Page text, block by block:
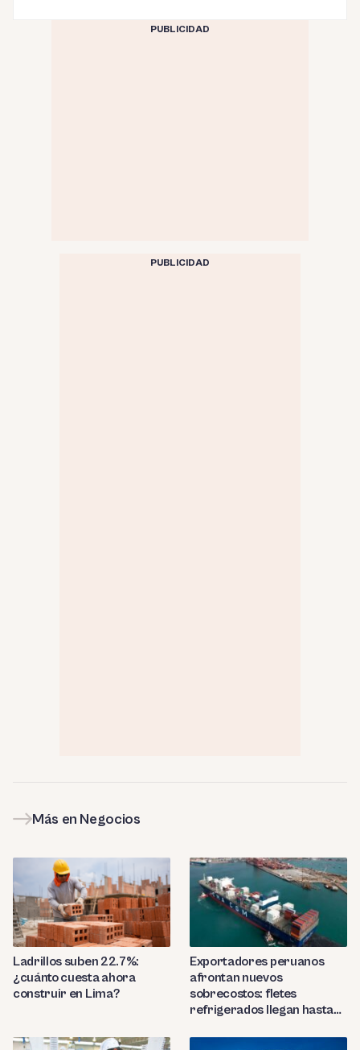
PUBLICIDAD
PUBLICIDAD
Más en Negocios
Ladrillos suben 22.7%:
¿cuánto cuesta ahora
construir en Lima?
Exportadores peruanos
afrontan nuevos
sobrecostos: fletes
refrigerados llegan hasta